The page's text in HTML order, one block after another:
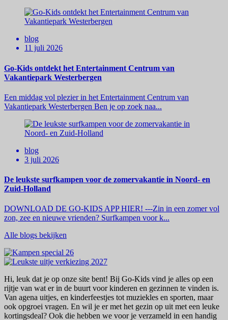
blog
11 juli 2026
Go-Kids ontdekt het Entertainment Centrum van
Vakantiepark Westerbergen
Een middag vol plezier in het Entertainment Centrum van
Vakantiepark Westerbergen Ben je op zoek naa...
blog
3 juli 2026
De leukste surfkampen voor de zomervakantie in Noord- en
Zuid-Holland
DOWNLOAD DE GO-KIDS APP HIER! ---Zin in een zomer vol
zon, zee en nieuwe vrienden? Surfkampen voor k...
Alle blogs bekijken
Hi, leuk dat je op onze site bent! Bij Go-Kids vind je alles op een
rijtje van wat er in de buurt voor kinderen en gezinnen te vinden is.
Van agena uitjes, en kinderfeestjes tot muziekles en sporten, maar
ook opgroei vragen. En wil je er met het gezin op uit met een leuke
kortingsdeal? Ook die hebben we voor je verzameld in een handig